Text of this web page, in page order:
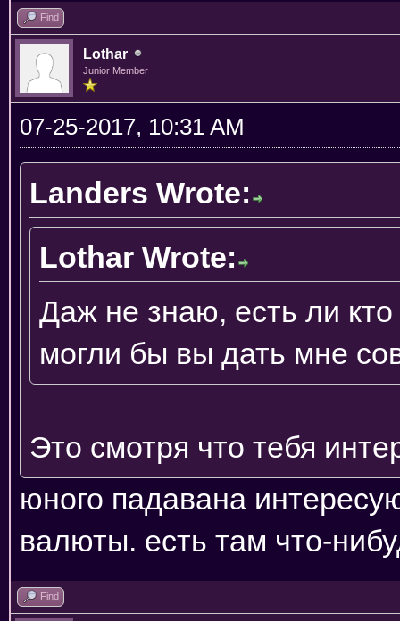
Find
Lothar
Junior Member
07-25-2017, 10:31 AM
Landers Wrote:
Lothar Wrote:
Даж не знаю, есть ли
могли бы вы дать мне
Это смотря что тебя
юного падавана
валюты. есть там что-
Find